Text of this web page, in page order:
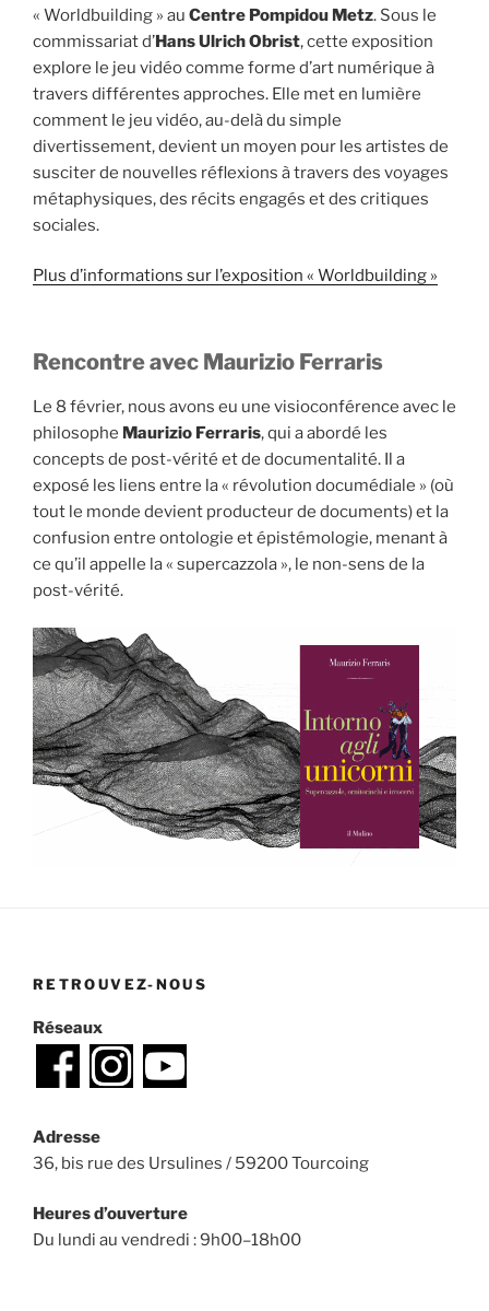
« Worldbuilding » au Centre Pompidou Metz. Sous le
commissariat d’Hans Ulrich Obrist, cette exposition
explore le jeu vidéo comme forme d’art numérique à
travers différentes approches. Elle met en lumière
comment le jeu vidéo, au-delà du simple
divertissement, devient un moyen pour les artistes de
susciter de nouvelles réflexions à travers des voyages
métaphysiques, des récits engagés et des critiques
sociales.
Plus d’informations sur l’exposition « Worldbuilding »
Rencontre avec Maurizio Ferraris
Le 8 février, nous avons eu une visioconférence avec le
philosophe Maurizio Ferraris, qui a abordé les
concepts de post-vérité et de documentalité. Il a
exposé les liens entre la « révolution documédiale » (où
tout le monde devient producteur de documents) et la
confusion entre ontologie et épistémologie, menant à
ce qu’il appelle la « supercazzola », le non-sens de la
post-vérité.
RETROUVEZ-NOUS
Réseaux
Adresse
36, bis rue des Ursulines / 59200 Tourcoing
Heures d’ouverture
Du lundi au vendredi : 9h00–18h00